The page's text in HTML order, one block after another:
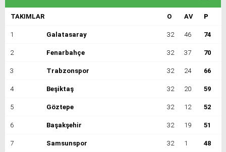
TAKIMLAR O AV P
1 Galatasaray 32 46 74
2 Fenarbahçe 32 37 70
3 Trabzonspor 32 24 66
4 Beşiktaş 32 20 59
5 Göztepe 32 12 52
6 Başakşehir 32 19 51
7 Samsunspor 32 1 48